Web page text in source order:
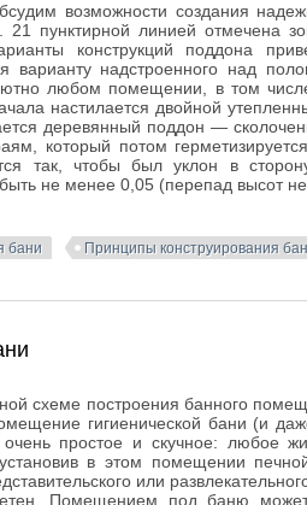
возможности создания
пунктирной линией отмечена
конструкций поддона
варианту надстроенного над
любом помещении, в том
настилается двойной
деревянный поддон —
который потом
так, чтобы был уклон в
не менее 0,05 (перепад высот
бани Принципы конструирования
схеме построения банного
гигиенической бани (и
очень простое и скучное: любое
в этом помещении
или
Помещением под баню